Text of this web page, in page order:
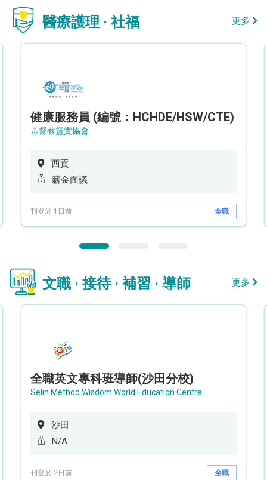
醫療護理 · 社福 更多
健康服務員 (編號：HCHDE/HSW/CTE)
基督教靈實協會
西貢
薪金面議
刊登於 1日前 全職
文職 · 接待 · 補習 · 導師 更多
全職英文專科班導師(沙田分校)
Selin Method Wisdom World Education Centre
沙田
N/A
刊登於 2日前 全職